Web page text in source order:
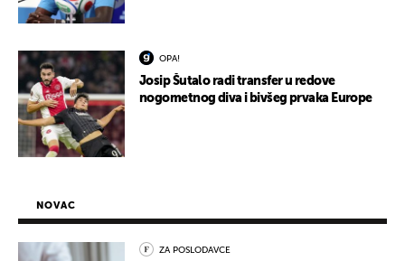
OPA!
Josip Šutalo radi transfer u redove
nogometnog diva i bivšeg prvaka Europe
NOVAC
ZA POSLODAVCE